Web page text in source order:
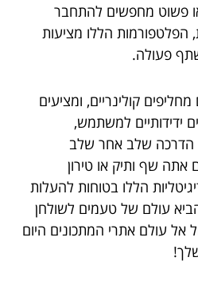
פשוט מחפשים להתחבר
הפלטפורמות הללו מציעות
פעולה.
קולינריים, ומציעים
ידידותיים למשתמש,
הדרכה שלב אחר שלב
אתה שף ותיק או טירון
הללו בטוחות להעלות
עולם של טעמים לשולחן
אל עולם אתרי המתכונים היום